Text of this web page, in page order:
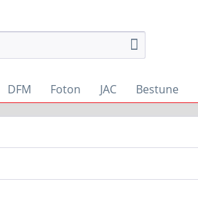
DFM Foton JAC Bestune